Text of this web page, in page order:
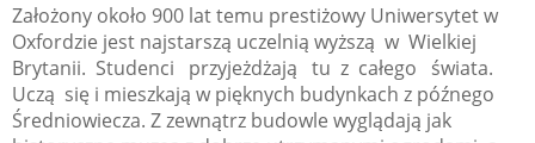
Założony około 900 lat temu prestiżowy Uniwersytet w
Oxfordzie jest najstarszą uczelnią wyższą w Wielkiej
Brytanii. Studenci przyjeżdżają tu z całego świata.
Uczą się i mieszkają w pięknych budynkach z późnego
Średniowiecza. Z zewnątrz budowle wyglądają jak